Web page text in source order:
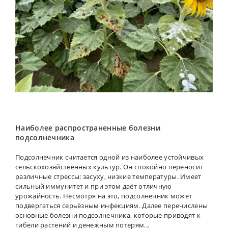
Наиболее распространенные болезни
подсолнечника
Подсолнечник считается одной из наиболее устойчивых
сельскохозяйственных культур. Он спокойно переносит
различные стрессы: засуху, низкие температуры. Имеет
сильный иммунитет и при этом даёт отличную
урожайность. Несмотря на это, подсолнечник может
подвергаться серьёзным инфекциям. Далее перечислены
основные болезни подсолнечника, которые приводят к
гибели растений и денежным потерям...